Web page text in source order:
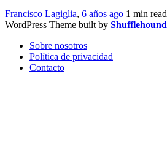
Francisco Lagiglia, 6 años ago 1 min read
WordPress Theme built by Shufflehound
Sobre nosotros
Política de privacidad
Contacto